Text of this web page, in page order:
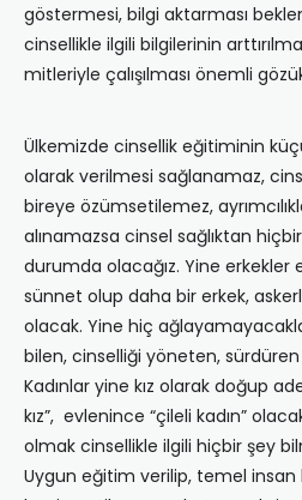
göstermesi, bilgi aktarması
cinsellikle ilgili bilgilerinin
mitleriyle çalışılması önemli
Ülkemizde cinsellik eğitiminin
olarak verilmesi sağlanamaz,
bireye özümsetilemez,
alınamazsa cinsel sağlıktan
durumda olacağız. Yine erkekler
sünnet olup daha bir erkek,
olacak. Yine hiç
bilen, cinselliği yöneten,
Kadınlar yine kız olarak doğup
kız”, evlenince “çileli kadın”
olmak cinsellikle ilgili hiçbir şey
Uygun eğitim verilip, temel insan